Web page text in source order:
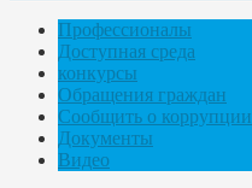
Профессионалы
Доступная среда
конкурсы
Обращения граждан
Сообщить о коррупции
Документы
Видео